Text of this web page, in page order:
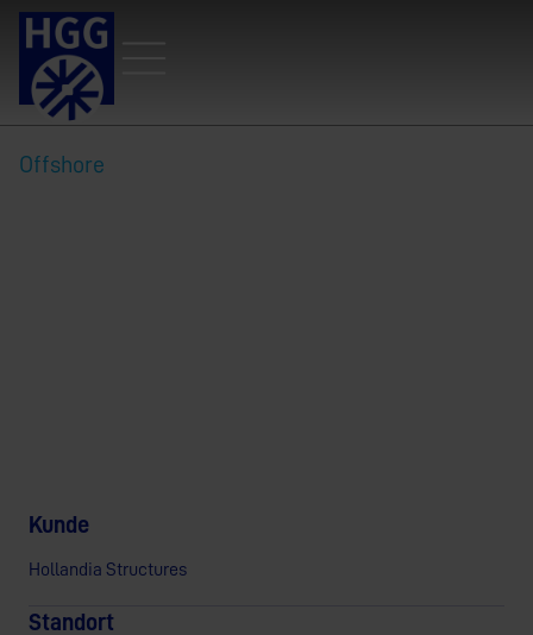
Offshore
Kunde
Hollandia Structures
Standort